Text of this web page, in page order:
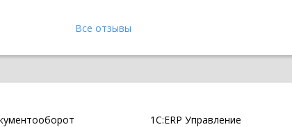
Все отзывы
1С:ERP Управление